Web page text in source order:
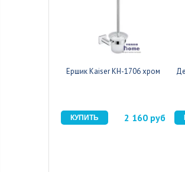
Ершик Kaiser KH-1706 хром
2 160 руб